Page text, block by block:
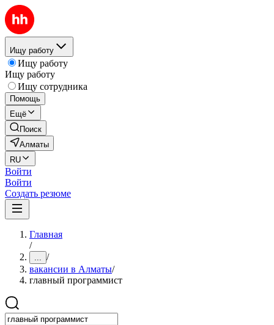
Ищу работу
Ищу работу
Ищу работу
Ищу сотрудника
Помощь
Ещё
Поиск
Алматы
RU
Войти
Войти
Создать резюме
Главная
/
... /
вакансии в Алматы/
главный программист